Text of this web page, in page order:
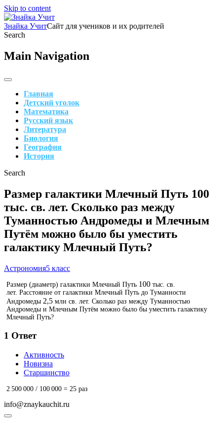
Skip to content
Знайка УчитСайт для учеников и их родителей
Search
Main Navigation
Главная
Детский уголок
Математика
Русский язык
Литература
Биология
География
История
Search
Размер галактики Млечный Путь 100
тыс. св. лет. Сколько раз между
Туманностью Андромеды и Млечным
Путём можно было бы уместить
галактику Млечный Путь?
Астрономия5 класс
Размер (диаметр) галактики Млечный Путь 100 тыс. св.
лет. Расстояние от галактики Млечный Путь до Туманности
Андромеды 2,5 млн св. лет. Сколько раз между Туманностью
Андромеды и Млечным Путём можно было бы уместить галактику
Млечный Путь?
1 Ответ
Активность
Новизна
Старшинство
2 500 000 / 100 000 = 25 раз
info@znaykauchit.ru